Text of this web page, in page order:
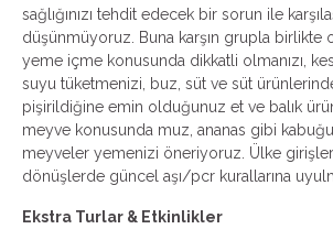
sağlığınızı tehdit edecek bir sorun ile
düşünmüyoruz. Buna karşın grupla birlikte
yeme içme konusunda dikkatli olmanızı,
suyu tüketmenizi, buz, süt ve süt
pişirildiğine emin olduğunuz et ve balık
meyve konusunda muz, ananas gibi
meyveler yemenizi öneriyoruz. Ülke
dönüşlerde güncel aşı/pcr kurallarına
Ekstra Turlar & Etkinlikler